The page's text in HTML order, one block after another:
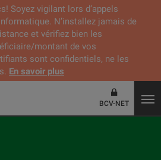
Soyez vigilant lors d’appels
N’installez jamais de
et vérifiez bien les
montant de vos
sont confidentiels, ne les
En savoir plus
BCV-NET